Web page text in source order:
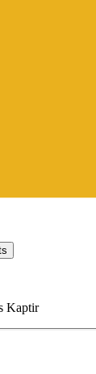
Kaptir